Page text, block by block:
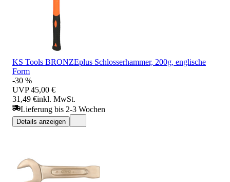
KS Tools BRONZEplus Schlosserhammer, 200g, englische
Form
-30 %
UVP 45,00 €
31,49 €inkl. MwSt.
Lieferung bis 2-3 Wochen
Details anzeigen